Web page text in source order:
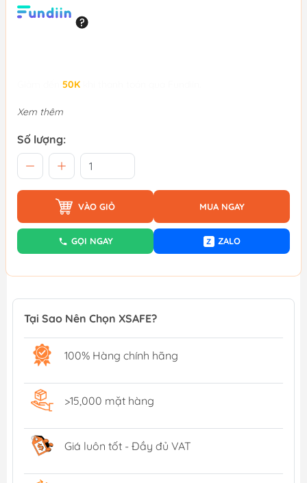
50K
Xem thêm
Số lượng:
VÀO GIỎ MUA NGAY
GỌI NGAY Z ZALO
Tại Sao Nên Chọn XSAFE?
100% Hàng chính hãng
>15,000 mặt hàng
Giá luôn tốt - Đầy đủ VAT